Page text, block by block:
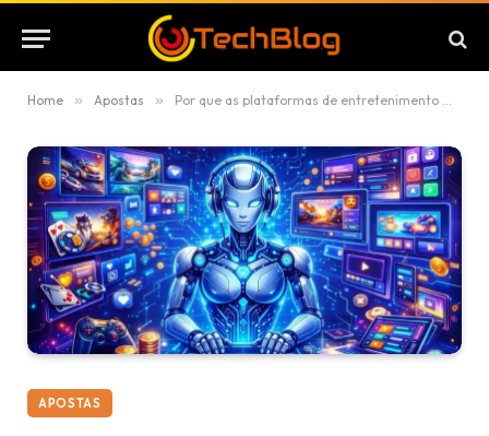
Home » Apostas » Por que as plataformas de entretenimento modernas estão dependendo cada vez mais da IA como moderadora de ambiente?
APOSTAS